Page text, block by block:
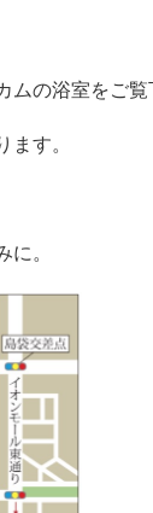
の浴室をご覧
ます。
に。